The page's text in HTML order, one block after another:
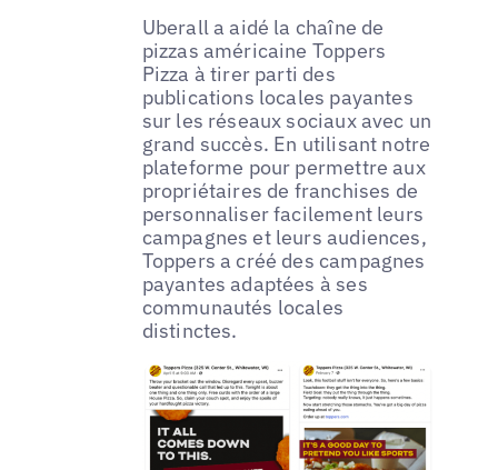
Uberall a aidé la chaîne de
pizzas américaine Toppers
Pizza à tirer parti des
publications locales payantes
sur les réseaux sociaux avec un
grand succès. En utilisant notre
plateforme pour permettre aux
propriétaires de franchises de
personnaliser facilement leurs
campagnes et leurs audiences,
Toppers a créé des campagnes
payantes adaptées à ses
communautés locales
distinctes.